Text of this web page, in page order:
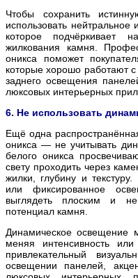
Чтобы сохранить
использовать
которое подчёркивает
жилкования камня.
оникса поможет
которые хорошо работают
заднего освещения
люксовых интерьерных
6. Не использовать
Ещё одна
оникса — не учитывать
белого оникса
свету проходить через
жилки, глубину и текстуру.
или фиксированное
выглядеть плоским и
потенциал камня.
Динамическое освещение
меняя интенсивность
привлекательный
освещении панелей,